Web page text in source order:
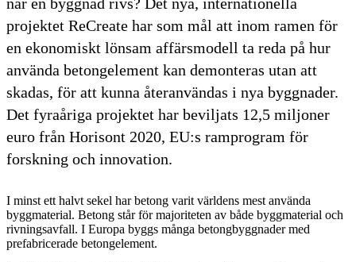
projektet ReCreate har som mål att inom ramen för
en ekonomiskt lönsam affärsmodell ta reda på hur
använda betongelement kan demonteras utan att
skadas, för att kunna återanvändas i nya byggnader.
Det fyraåriga projektet har beviljats 12,5 miljoner
euro från Horisont 2020, EU:s ramprogram för
forskning och innovation.
I minst ett halvt sekel har betong varit världens mest använda
byggmaterial. Betong står för majoriteten av både byggmaterial och
rivningsavfall. I Europa byggs många betongbyggnader med
prefabricerade betongelement.